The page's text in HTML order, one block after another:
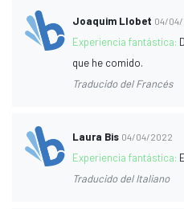
Joaquim Llobet 04/
Experiencia fantástica:
que he comido.
Traducido del Francés
Laura Bis 04/04/2022
Experiencia fantástica:
Traducido del Italiano